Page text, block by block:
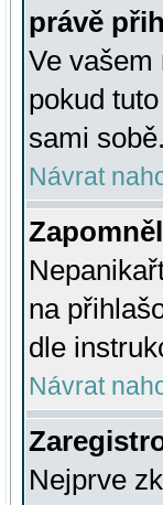
právě
Ve
pokud
sami
Návrat
na
dle
Návrat
Nejprve